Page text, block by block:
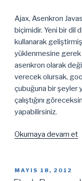
Ajax, Asenkron
biçimidir. Yeni bir dil
kullanarak
yüklenmesine gerek
asenkron olarak
verecek olursak,
çubuğuna bir şeyler
çalıştığını
yapabilirsiniz.
Okumaya devam et
YAYIM
TARIHI
MAYIS 18, 2012